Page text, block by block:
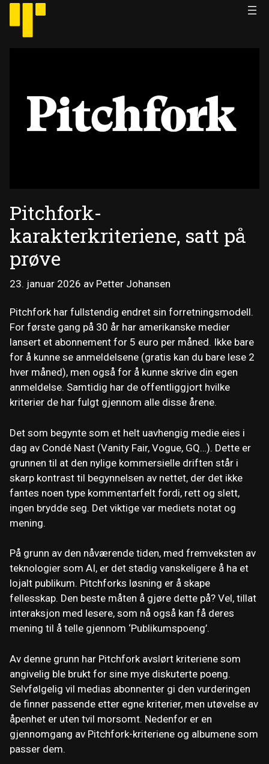
Hopp
innhold
Pitchfork-
karakterkriteriene, satt på
prøve
23. januar 2026 av Petter Johansen
Pitchfork har fullstendig endret sin forretningsmodell.
For første gang på 30 år har amerikanske medier
lansert et abonnement for 5 euro per måned. Ikke bare
for å kunne se anmeldelsene (gratis kan du bare lese 2
hver måned), men også for å kunne skrive din egen
anmeldelse. Samtidig har de offentliggjort hvilke
kriterier de har fulgt gjennom alle disse årene.
Det som begynte som et helt uavhengig medie eies i
dag av Condé Nast (Vanity Fair, Vogue, GQ…). Dette er
grunnen til at den nylige kommersielle driften står i
skarp kontrast til begynnelsen av nettet, der det ikke
fantes noen type kommentarfelt fordi, rett og slett,
ingen brydde seg. Det viktige var mediets notat og
mening.
På grunn av den nåværende tiden, med fremveksten av
teknologier som AI, er det stadig vanskeligere å ha et
lojalt publikum. Pitchforks løsning er å skape
fellesskap. Den beste måten å gjøre dette på? Vel, tillat
interaksjon med lesere, som nå også kan få deres
mening til å telle gjennom ‘Publikumspoeng’.
Av denne grunn har Pitchfork avslørt kriteriene som
angivelig ble brukt for sine mye diskuterte poeng.
Selvfølgelig vil medias abonnenter gi den vurderingen
de finner passende etter egne kriterier, men utøvelse av
åpenhet er uten tvil morsomt. Nedenfor er en
gjennomgang av Pitchfork-kriteriene og albumene som
passer dem.